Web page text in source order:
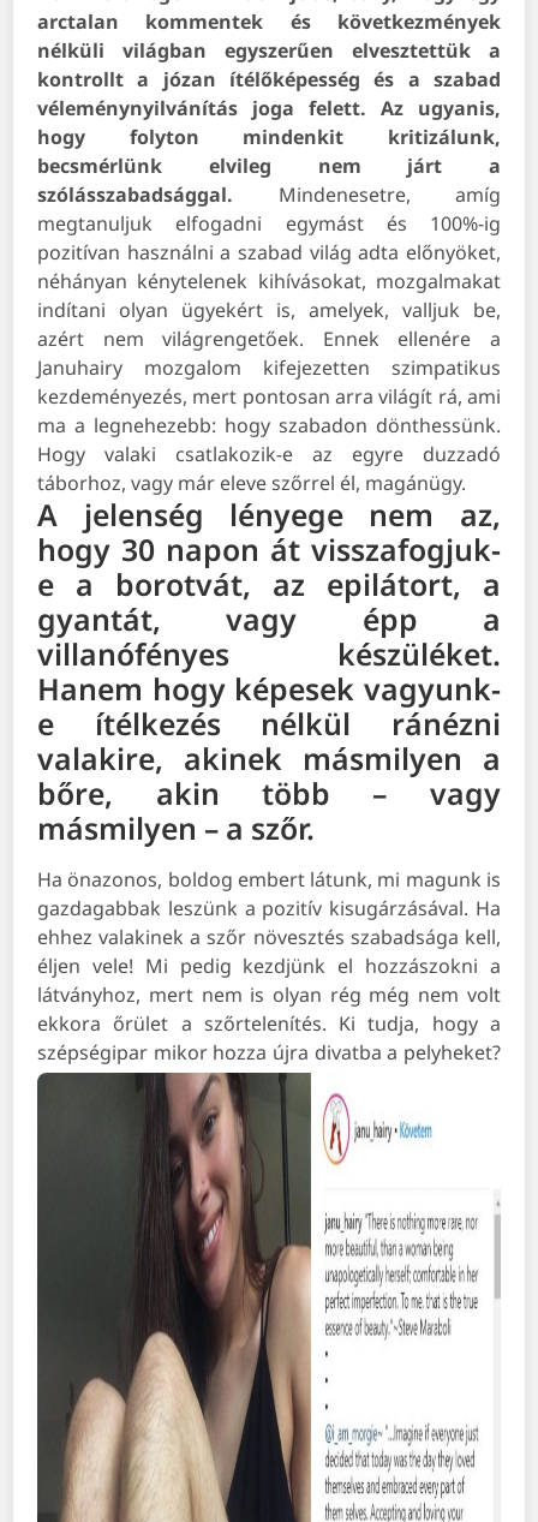
arctalan kommentek és következmények
nélküli világban egyszerűen elvesztettük a
kontrollt a józan ítélőképesség és a szabad
véleménynyilvánítás joga felett. Az ugyanis,
hogy folyton mindenkit kritizálunk,
becsmérlünk elvileg nem járt a
szólásszabadsággal. Mindenesetre, amíg
megtanuljuk elfogadni egymást és 100%-ig
pozitívan használni a szabad világ adta előnyöket,
néhányan kénytelenek kihívásokat, mozgalmakat
indítani olyan ügyekért is, amelyek, valljuk be,
azért nem világrengetőek. Ennek ellenére a
Januhairy mozgalom kifejezetten szimpatikus
kezdeményezés, mert pontosan arra világít rá, ami
ma a legnehezebb: hogy szabadon dönthessünk.
Hogy valaki csatlakozik-e az egyre duzzadó
táborhoz, vagy már eleve szőrrel él, magánügy.
A jelenség lényege nem az,
hogy 30 napon át visszafogjuk-
e a borotvát, az epilátort, a
gyantát, vagy épp a
villanófényes készüléket.
Hanem hogy képesek vagyunk-
e ítélkezés nélkül ránézni
valakire, akinek másmilyen a
bőre, akin több – vagy
másmilyen – a szőr.
Ha önazonos, boldog embert látunk, mi magunk is
gazdagabbak leszünk a pozitív kisugárzásával. Ha
ehhez valakinek a szőr növesztés szabadsága kell,
éljen vele! Mi pedig kezdjünk el hozzászokni a
látványhoz, mert nem is olyan rég még nem volt
ekkora őrület a szőrtelenítés. Ki tudja, hogy a
szépségipar mikor hozza újra divatba a pelyheket?